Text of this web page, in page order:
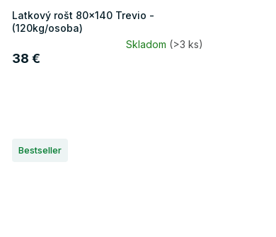
Latkový rošt 80x140 Trevio -
(120kg/osoba)
Skladom (>3 ks)
38 €
Bestseller